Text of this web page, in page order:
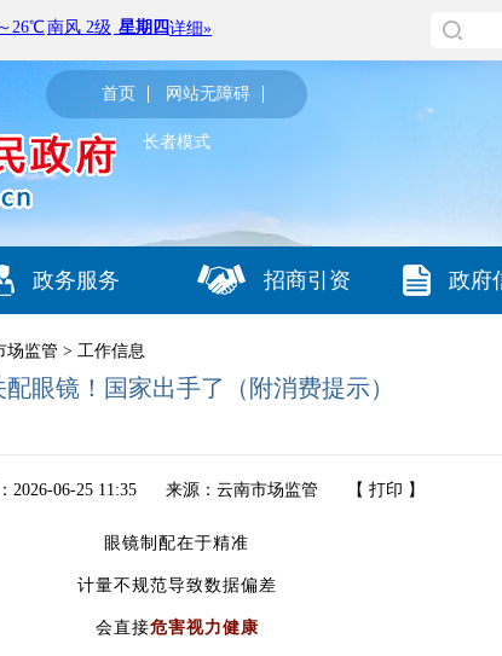
首页 网站无障碍
长者模式
政务服务 招商引资 政府
场监管 > 工作信息
配眼镜！国家出手了（附消费提示）
2026-06-25 11:35 来源：云南市场监管 【 打印 】
眼镜制配在于精准
计量不规范导致数据偏差
会直接危害视力健康